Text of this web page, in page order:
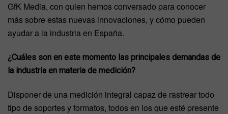
GfK Media, con quien hemos conversado para conocer
más sobre estas nuevas innovaciones, y cómo pueden
ayudar a la industria en España.
¿Cuáles son en este momento las principales demandas de
la industria en materia de medición?
Disponer de una medición integral capaz de rastrear todo
tipo de soportes y formatos, todos en los que esté presente